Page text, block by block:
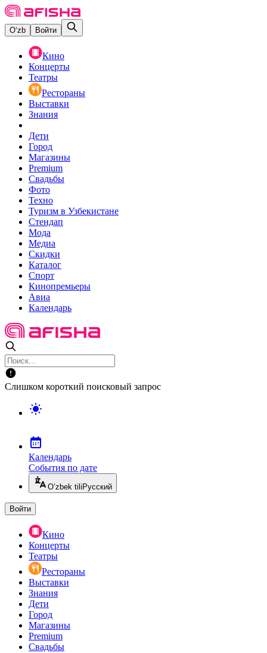
O‘zb Войти
Кино
Концерты
Театры
Рестораны
Выставки
Знания
Дети
Город
Магазины
Premium
Свадьбы
Фото
Техно
Туризм в Узбекистане
Стендап
Мода
Медиа
Скидки
Каталог
Спорт
Кинопремьеры
Авиа
Календарь
Слишком короткий поисковый запрос
Календарь
События по дате
O’zbek tili Русский
Войти
Кино
Концерты
Театры
Рестораны
Выставки
Знания
Дети
Город
Магазины
Premium
Свадьбы